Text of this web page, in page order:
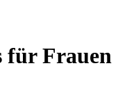
für Frauen